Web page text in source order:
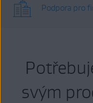
Podpora pro
svým